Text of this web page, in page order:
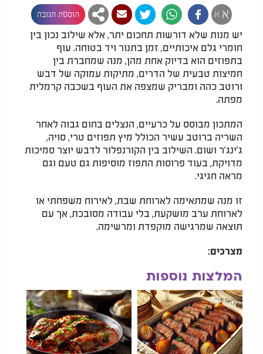
א א הוספת תגובה
יש מנות שלא דורשות תחכום יתר, אלא שילוב נכון בין
חומרי גלם איכותיים, זמן בתנור ויד בטוחה. עוף
בתפוזים הוא בדיוק אחת מהן, מנה שמחברת בין
חמיצות טבעית של הדרים, מתיקות עמוקה של דבש
ורוטב כהה ומבריק שמצפה את העוף בשכבה קרמלית
מפתה.
המתכון מבוסס על כרעיים, הנצלים בחום גבוה לאחר
השריה ברוטב עשיר הכולל מיץ תפוזים טרי, סויה,
ג’ינג’ר ושום. השילוב בין הקורנפלור לדבש יוצר סמיכות
מדויקת, בעוד פרוסות התפוז מוסיפות גם טעם וגם
מראה חגיגי.
זו מנה שמתאימה לארוחת שבת, לאירוח משפחתי או
לארוחת ערב מושקעת, בלי עבודה מסובכת, אך עם
תוצאה שמרגישה מוקפדת ומרשימה.
מצרכים:
המלצות נוספות